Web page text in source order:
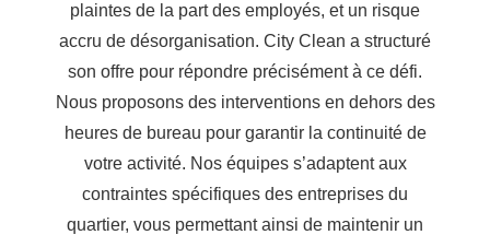
plaintes de la part des employés, et un risque
accru de désorganisation. City Clean a structuré
son offre pour répondre précisément à ce défi.
Nous proposons des interventions en dehors des
heures de bureau pour garantir la continuité de
votre activité. Nos équipes s’adaptent aux
contraintes spécifiques des entreprises du
quartier, vous permettant ainsi de maintenir un